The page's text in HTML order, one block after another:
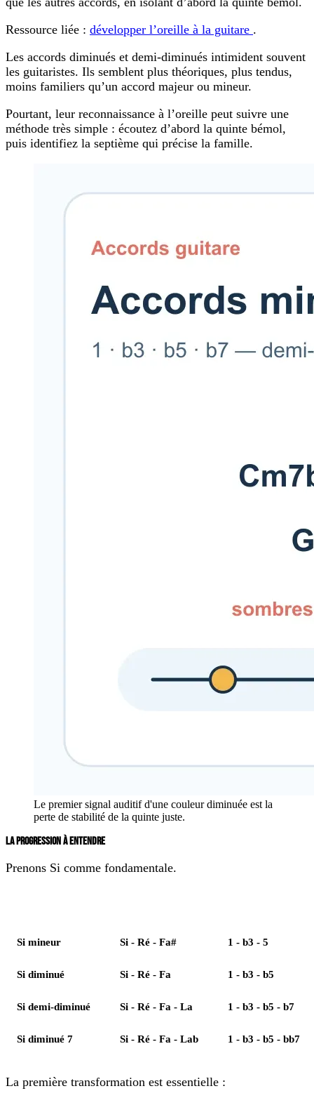
Ressource liée : développer l’oreille à la guitare .
Les accords diminués et demi-diminués intimident souvent
les guitaristes. Ils semblent plus théoriques, plus tendus,
moins familiers qu’un accord majeur ou mineur.
Pourtant, leur reconnaissance à l’oreille peut suivre une
méthode très simple : écoutez d’abord la quinte bémol,
puis identifiez la septième qui précise la famille.
Le premier signal auditif d'une couleur diminuée est la
perte de stabilité de la quinte juste.
LA PROGRESSION À ENTENDRE
Prenons Si comme fondamentale.
Si mineur Si - Ré - Fa# 1 - b3 - 5
Si diminué Si - Ré - Fa 1 - b3 - b5
Si demi-diminué Si - Ré - Fa - La 1 - b3 - b5 - b7
Si diminué 7 Si - Ré - Fa - Lab 1 - b3 - b5 - bb7
La première transformation est essentielle :